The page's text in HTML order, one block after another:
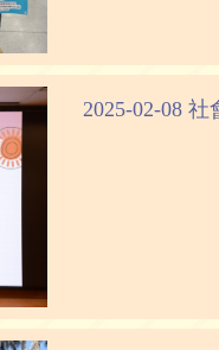
2025-02-08